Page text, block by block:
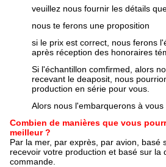
veuillez nous fournir les détails
nous te ferons une proposition
si le prix est correct, nous ferons
après réception des honoraires
Si l'échantillon comfirmed, alors
recevant le deaposit, nous
production en série pour vous.
Alors nous l'embarquerons à vous
Combien de manières que vous
meilleur ?
Par la mer, par exprès, par avion, basé
recevoir votre production et basé sur la
commande.